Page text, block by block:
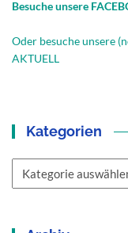
Besuche unsere
Oder besuche unsere
AKTUELL
Kategorien